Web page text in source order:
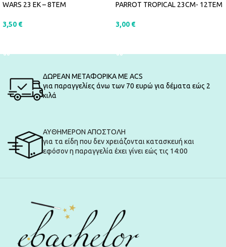
WARS 23 ΕΚ – 8ΤΕΜ
3,50 €
PARROT TROPICAL 23CM- 12ΤΕΜ
3,00 €
ΔΩΡΕΑΝ ΜΕΤΑΦΟΡΙΚΑ ΜΕ ACS
για παραγγελίες άνω των 70 ευρώ για δέματα εώς 2
κιλά
ΑΥΘΗΜΕΡΟΝ ΑΠΟΣΤΟΛΗ
για τα είδη που δεν χρειάζονται κατασκευή και
εφόσον η παραγγελία έχει γίνει εώς τις 14:00